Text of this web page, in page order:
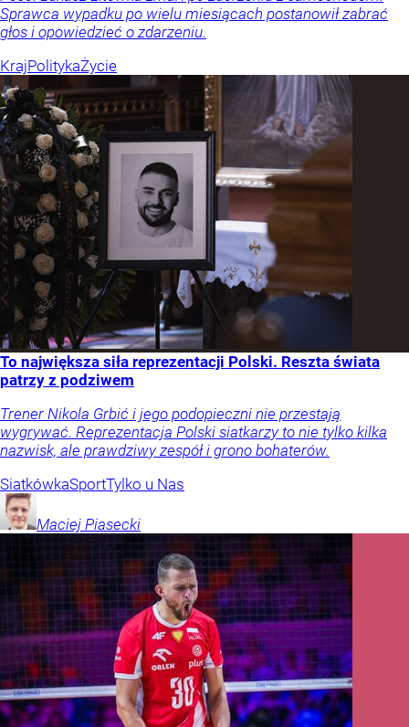
Sprawca wypadku po wielu miesiącach postanowił zabrać
głos i opowiedzieć o zdarzeniu.
KrajPolitykaŻycie
To największa siła reprezentacji Polski. Reszta świata
patrzy z podziwem
Trener Nikola Grbić i jego podopieczni nie przestają
wygrywać. Reprezentacja Polski siatkarzy to nie tylko kilka
nazwisk, ale prawdziwy zespół i grono bohaterów.
SiatkówkaSportTylko u Nas
Maciej Piasecki